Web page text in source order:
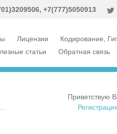
209506, +7(777)5050913
Лицензии Кодирование,
статьи Обратная связь
Приветствую